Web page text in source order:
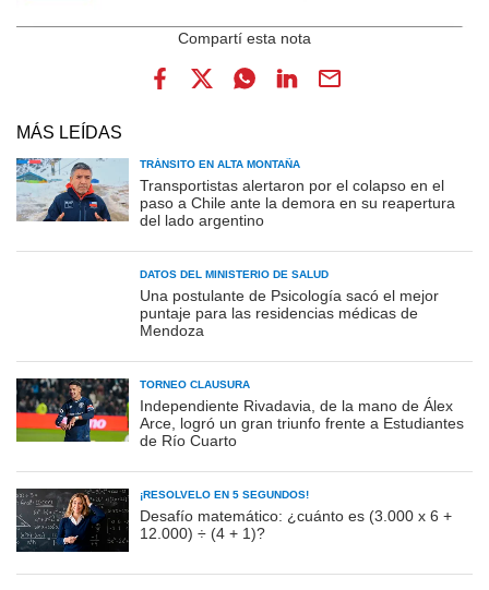
MÁS LEÍDAS
TRÁNSITO EN ALTA MONTAÑA
Transportistas alertaron por el colapso en el
paso a Chile ante la demora en su reapertura
del lado argentino
DATOS DEL MINISTERIO DE SALUD
Una postulante de Psicología sacó el mejor
puntaje para las residencias médicas de
Mendoza
TORNEO CLAUSURA
Independiente Rivadavia, de la mano de Álex
Arce, logró un gran triunfo frente a Estudiantes
de Río Cuarto
¡RESOLVELO EN 5 SEGUNDOS!
Desafío matemático: ¿cuánto es (3.000 x 6 +
12.000) ÷ (4 + 1)?